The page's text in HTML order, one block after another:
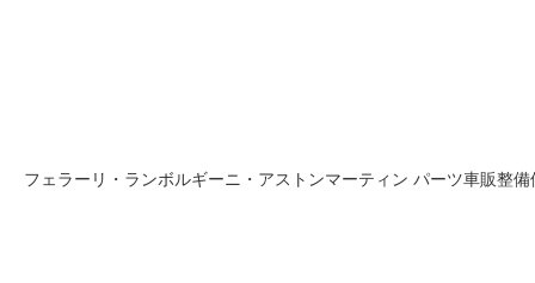
フェラーリ・ランボルギーニ・アストンマーティン パーツ車販整